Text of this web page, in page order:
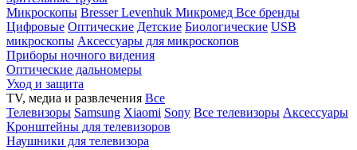
Микроскопы BresserLevenhuk Микромед Все бренды
Цифровые Оптические Детские Биологические USB
микроскопы Аксессуары для микроскопов
Приборы ночного видения
Оптические дальномеры
Уход и защита
TV, медиа и развлечения Все
Телевизоры Samsung Xiaomi Sony Все телевизоры Аксессуары
Кронштейны для телевизоров
Наушники для телевизора